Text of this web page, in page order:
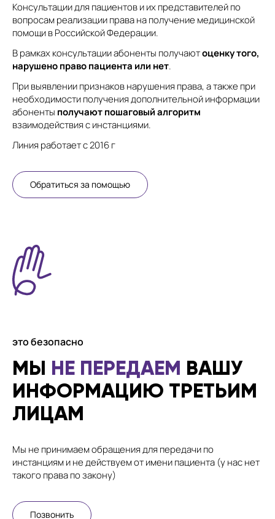
Консультации для пациентов и их представителей по
вопросам реализации права на получение медицинской
помощи в Российской Федерации.
В рамках консультации абоненты получаютоценку того,
нарушено право пациента или нет.
При выявлении признаков нарушения права, а также при
необходимости получения дополнительной информации
абоненты получают пошаговый алгоритм
взаимодействия с инстанциями.
Линия работает с 2016 г
Обратиться за помощью
это безопасно
МЫ НЕ ПЕРЕДАЕМ ВАШУ
ИНФОРМАЦИЮ ТРЕТЬИМ
ЛИЦАМ
Мы не принимаем обращения для передачи по
инстанциям и не действуем от имени пациента (у нас нет
такого права по закону)
Позвонить